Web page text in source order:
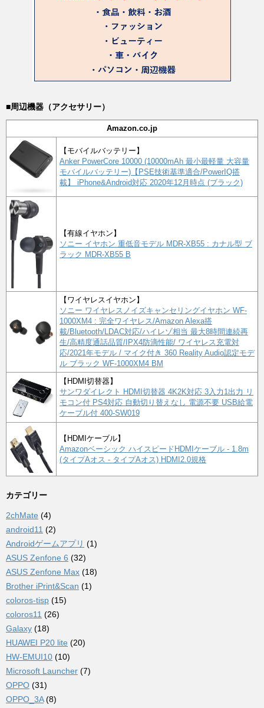
■周辺機器（アクセサリー）
Amazon.co.jp
【モバイルバッテリー】
Anker PowerCore 10000 (10000mAh 最小最軽量 大容量
モバイルバッテリー)【PSE技術基準適合/PowerIQ搭
載】 iPhone&Android対応 2020年12月時点 (ブラック)
【有線イヤホン】
ソニー イヤホン 重低音モデル MDR-XB55 : カナル型 ブ
ラック MDR-XB55 B
【ワイヤレスイヤホン】
ソニー ワイヤレスノイズキャンセリングイヤホン WF-
1000XM4 : 完全ワイヤレス/Amazon Alexa搭
載/Bluetooth/LDAC対応/ハイレゾ相当 最大8時間連続再
生/高精度通話品質/IPX4防滴性能/ ワイヤレス充電対
応/2021年モデル / マイク付き 360 Reality Audio認定モデ
ル ブラック WF-1000XM4 BM
【HDMI切替器】
サンワダイレクト HDMI切替器 4K2K対応 3入力1出力 リ
モコン付 PS4対応 自動切り替えなし 電源不要 USB給電
ケーブル付 400-SW019
【HDMIケーブル】
Amazonベーシック ハイスピードHDMIケーブル - 1.8m
(タイプAオス - タイプAオス) HDMI2.0規格
カテゴリー
2chMate (4)
android11 (2)
Androidゲームアプリ (1)
ASUS Zenfone 6 (32)
ASUS Zenfone Max (18)
Brother iPrint&Scan (1)
coloros-tisp (15)
coloros11 (26)
Galaxy (18)
HUAWEI P20 lite (20)
HW-EMUI10 (10)
Microsoft Launcher (7)
OPPO (31)
OPPO_3A(8)